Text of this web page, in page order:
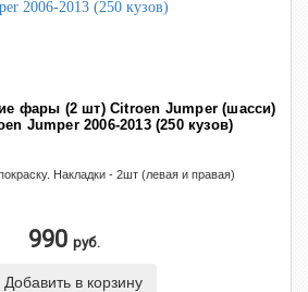
фары (2 шт) Citroen Jumper (шасси)
Jumper 2006-2013 (250 кузов)
Накладки - 2шт (левая и правая)
990 руб.
Добавить в корзину